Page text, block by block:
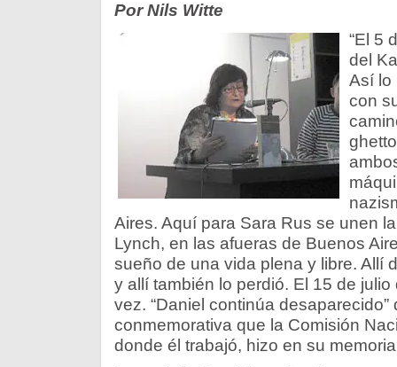
Por Nils Witte
“El 5
del
Así lo
con
Aires. Aquí para Sara Rus se unen
Lynch, en las afueras de Buenos
sueño de una vida plena y libre. Allí
y allí también lo perdió. El 15 de
vez. “Daniel continúa desaparecido”
conmemorativa que la Comisión
donde él trabajó, hizo en su